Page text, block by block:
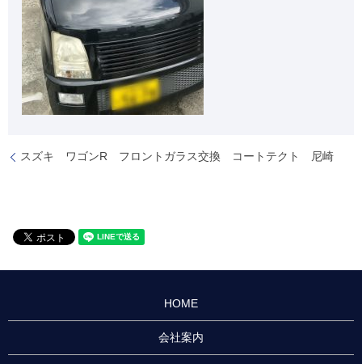
スズキ ワゴンR フロントガラス交換 コートテクト 尼崎
HOME
会社案内